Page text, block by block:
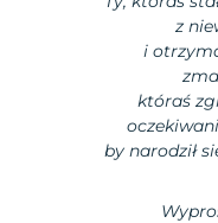
z
i
któraś
by narodził